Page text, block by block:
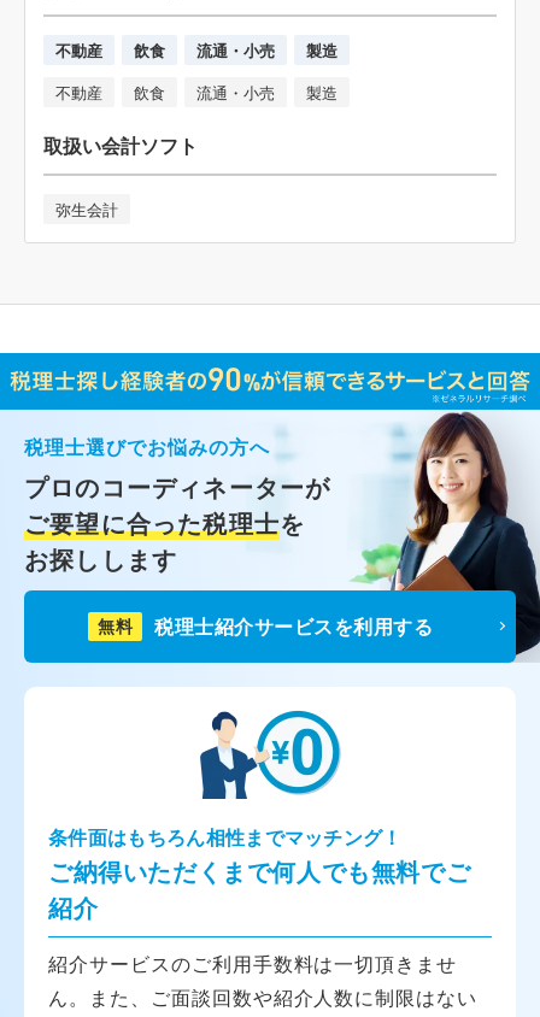
不動産 飲食 流通・小売 製造
不動産 飲食 流通・小売 製造
取扱い会計ソフト
弥生会計
税理士選びでお悩みの方へ
プロのコーディネーターが
ご要望に合った税理士を
お探しします
無料 税理士紹介サービスを利用する
条件面はもちろん相性までマッチング！
ご納得いただくまで何人でも無料でご
紹介
紹介サービスのご利用手数料は一切頂きませ
ん。また、ご面談回数や紹介人数に制限はない